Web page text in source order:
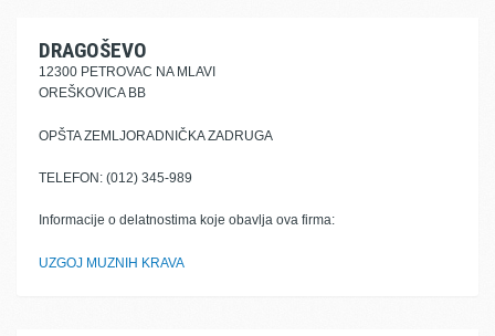
DRAGOŠEVO
12300 PETROVAC NA MLAVI
OREŠKOVICA BB
OPŠTA ZEMLJORADNIČKA ZADRUGA
TELEFON: (012) 345-989
Informacije o delatnostima koje obavlja ova firma:
UZGOJ MUZNIH KRAVA